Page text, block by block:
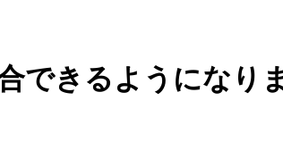
できるようになり